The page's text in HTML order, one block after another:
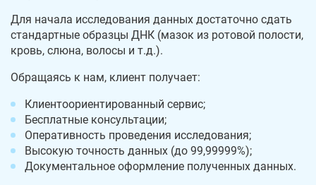
Для начала исследования данных достаточно сдать
стандартные образцы ДНК (мазок из ротовой полости,
кровь, слюна, волосы и т.д.).
Обращаясь к нам, клиент получает:
Клиентоориентированный сервис;
Бесплатные консультации;
Оперативность проведения исследования;
Высокую точность данных (до 99,99999%);
Документальное оформление полученных данных.